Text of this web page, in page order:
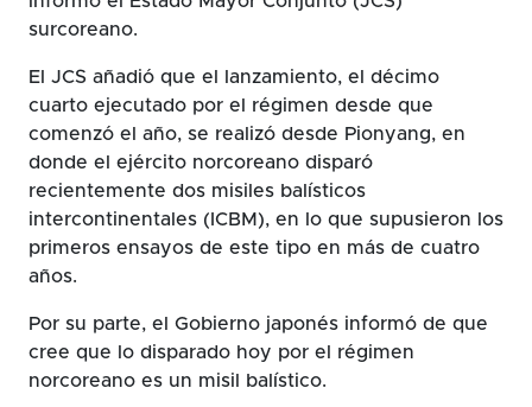
surcoreano.
El JCS añadió que el lanzamiento, el décimo
cuarto ejecutado por el régimen desde que
comenzó el año, se realizó desde Pionyang, en
donde el ejército norcoreano disparó
recientemente dos misiles balísticos
intercontinentales (ICBM), en lo que supusieron los
primeros ensayos de este tipo en más de cuatro
años.
Por su parte, el Gobierno japonés informó de que
cree que lo disparado hoy por el régimen
norcoreano es un misil balístico.